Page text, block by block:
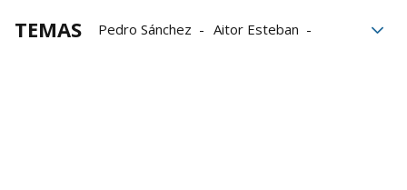
TEMAS Pedro Sánchez
Aitor Esteban